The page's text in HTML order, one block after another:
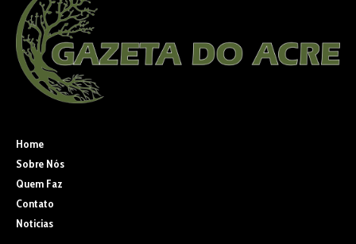
Home
Sobre Nós
Quem Faz
Contato
Noticias